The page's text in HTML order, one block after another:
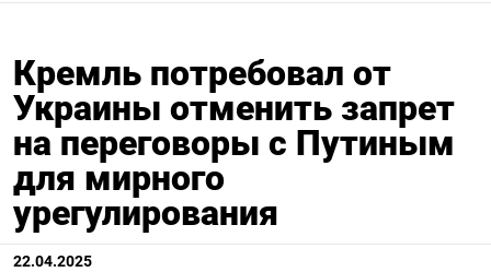
Кремль потребовал от
Украины отменить запрет
на переговоры с Путиным
для мирного
урегулирования
22.04.2025